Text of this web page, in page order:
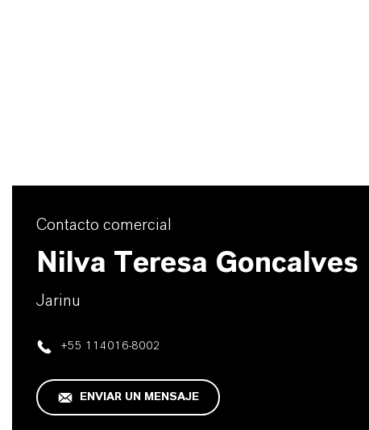
Contacto comercial
Nilva Teresa Goncalves
Jarinu
+55 114016-8002
ENVIAR UN MENSAJE